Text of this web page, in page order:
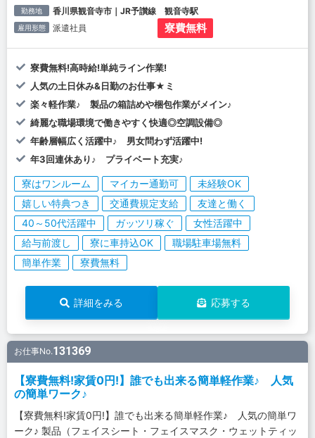
勤務地 香川県観音寺市｜JR予讃線 観音寺駅
雇用形態 派遣社員 寮費無料
寮費無料!高時給!単純ライン作業!
人気の土日休み&日勤のお仕事★ミ
楽々軽作業♪ 製品の箱詰めや梱包作業がメイン♪
綺麗な職場環境で働きやすく快適◎空調設備◎
年齢層幅広く活躍中♪ 男女問わず活躍中!
年3回連休あり♪ プライベート充実♪
寮はワンルーム マイカー通勤可
未経験OK
嬉しい特典つき
交通費規定支給
友達と働く
40～50代活躍中
ガッツリ稼ぐ
女性活躍中
給与前渡し
寮に車持込OK
職場駐車場無料
簡単作業
寮費無料
詳細をみる 応募する
お仕事No.131369
【寮費無料!家賃0円!】誰でも出来る簡単軽作業♪ 人気
の簡単ワーク♪
【寮費無料!家賃0円!】誰でも出来る簡単軽作業♪ 人気の簡単ワ
ーク♪ 製品（フェイスシート・フェイスマスク・ウェットティッ